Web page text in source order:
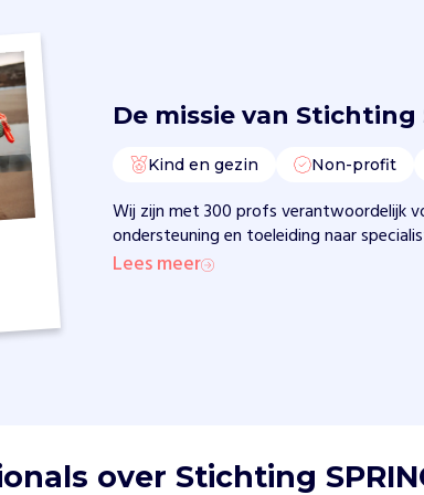
De missie van Stichting
Kind en gezin Non-profit
Wij zijn met 300 profs verantwoordelijk
ondersteuning en toeleiding naar
Lees meer
over Stichting